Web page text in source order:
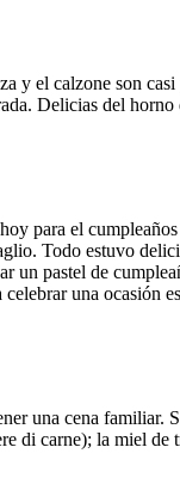
y el calzone son
Delicias del horno
para el
Todo estuvo
un pastel de
una ocasión
una cena familiar.
di carne); la miel